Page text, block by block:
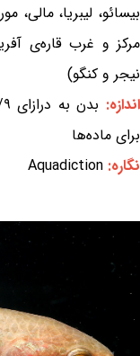
بیسائو، لیبریا، مالی،
مرکز و غرب قاره‌ی
نیجر و کنگو)
اندازه:
برای ماده‌ها
نگاره: Aquadiction